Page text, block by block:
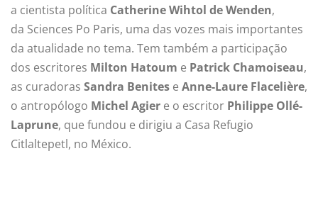
a cientista política Catherine Wihtol de Wenden,
da Sciences Po Paris, uma das vozes mais importantes
da atualidade no tema. Tem também a participação
dos escritores Milton Hatoum e Patrick Chamoiseau,
as curadoras Sandra Benites e Anne-Laure Flacelière,
o antropólogo Michel Agier e o escritor Philippe Ollé-
Laprune, que fundou e dirigiu a Casa Refugio
Citlaltepetl, no México.